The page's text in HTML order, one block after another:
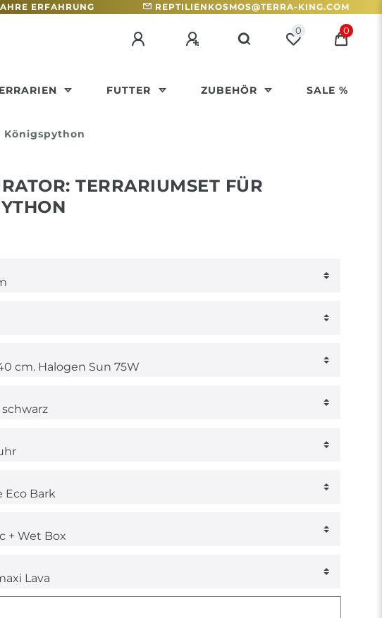
ERFAHRUNG REPTILIENKOSMOS@TERRA-KING.COM
0 0
FUTTER ZUBEHÖR SALE %
TERRARIUMSET FÜR